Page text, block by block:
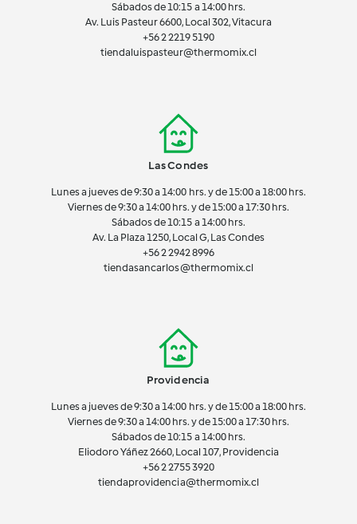
Sábados de 10:15 a 14:00 hrs.
Av. Luis Pasteur 6600, Local 302, Vitacura
+56 2 2219 5190
tiendaluispasteur@thermomix.cl
Las Condes
Lunes a jueves de 9:30 a 14:00 hrs. y de 15:00 a 18:00 hrs.
Viernes de 9:30 a 14:00 hrs. y de 15:00 a 17:30 hrs.
Sábados de 10:15 a 14:00 hrs.
Av. La Plaza 1250, Local G, Las Condes
+56 2 2942 8996
tiendasancarlos@thermomix.cl
Providencia
Lunes a jueves de 9:30 a 14:00 hrs. y de 15:00 a 18:00 hrs.
Viernes de 9:30 a 14:00 hrs. y de 15:00 a 17:30 hrs.
Sábados de 10:15 a 14:00 hrs.
Eliodoro Yáñez 2660, Local 107, Providencia
+56 2 2755 3920
tiendaprovidencia@thermomix.cl